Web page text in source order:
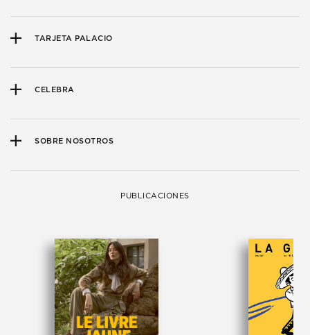
TARJETA PALACIO
CELEBRA
SOBRE NOSOTROS
PUBLICACIONES